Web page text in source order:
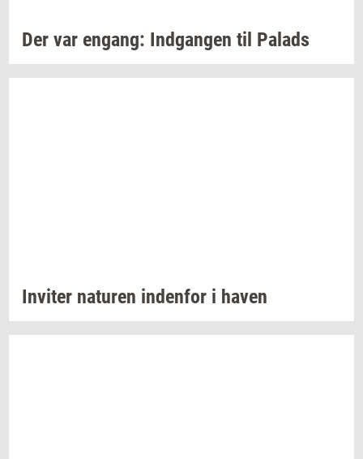
Der var en­gang: Ind­gan­gen til Pa­lads
In­vi­ter na­tu­ren in­den­for i haven